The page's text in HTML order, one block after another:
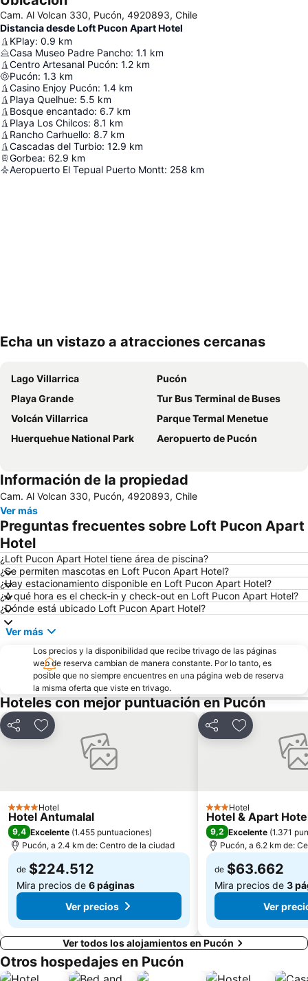
Cam. Al Volcan 330, Pucón, 4920893, Chile
Distancia desde Loft Pucon Apart Hotel
KPlay: 0.9 km
Casa Museo Padre Pancho: 1.1 km
Centro Artesanal Pucón: 1.2 km
Pucón: 1.3 km
Casino Enjoy Pucón: 1.4 km
Playa Quelhue: 5.5 km
Bosque encantado: 6.7 km
Playa Los Chilcos: 8.1 km
Rancho Carhuello: 8.7 km
Cascadas del Turbio: 12.9 km
Gorbea: 62.9 km
Aeropuerto El Tepual Puerto Montt: 258 km
Echa un vistazo a atracciones cercanas
Lago Villarrica
Pucón
Playa Grande
Tur Bus Terminal de Buses
Volcán Villarrica
Parque Termal Menetue
Huerquehue National Park
Aeropuerto de Pucón
Información de la propiedad
Cam. Al Volcan 330, Pucón, 4920893, Chile
Ver más
Preguntas frecuentes sobre Loft Pucon Apart
Hotel
¿Loft Pucon Apart Hotel tiene área de piscina?
¿Se permiten mascotas en Loft Pucon Apart Hotel?
¿Hay estacionamiento disponible en Loft Pucon Apart Hotel?
¿A qué hora es el check-in y check-out en Loft Pucon Apart Hotel?
¿Dónde está ubicado Loft Pucon Apart Hotel?
Ver más
Los precios y la disponibilidad que recibe trivago de las páginas
web de reserva cambian de manera constante. Por lo tanto, es
posible que no siempre encuentres en una página web de reserva
la misma oferta que viste en trivago.
Hoteles con mejor puntuación en Pucón
CompartirAgregar a favoritos
4 Estrellas
Hotel
Hotel Antumalal
9,4 Excelente (1.455 puntuaciones)
Pucón, a 2.4 km de: Centro de la ciudad
de $224.512
Mira precios de 6 páginas
Ver precios
CompartirAgregar a
3 Estrellas
Hotel
Hotel & Apart
9,2 Excelente (1.371
Pucón, a 6.2 km de:
de $63.662
Mira precios de 3
Ver
Ver todos los alojamientos en Pucón
Otros hospedajes en Pucón